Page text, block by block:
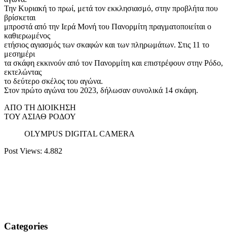
Την Κυριακή το πρωί, μετά τον εκκλησιασμό, στην προβλήτα που
βρίσκεται
μπροστά από την Ιερά Μονή του Πανορμίτη πραγματοποιείται ο
καθιερωμένος
ετήσιος αγιασμός των σκαφών και των πληρωμάτων. Στις 11 το
μεσημέρι
τα σκάφη εκκινούν από τον Πανορμίτη και επιστρέφουν στην Ρόδο,
εκτελώντας
το δεύτερο σκέλος του αγώνα.
Στον πρώτο αγώνα του 2023, δήλωσαν συνολικά 14 σκάφη.
ΑΠΟ ΤΗ ΔΙΟΙΚΗΣΗ
ΤΟΥ ΑΣΙΑΘ ΡΟΔΟΥ
OLYMPUS DIGITAL CAMERA
Post Views: 4.882
Categories